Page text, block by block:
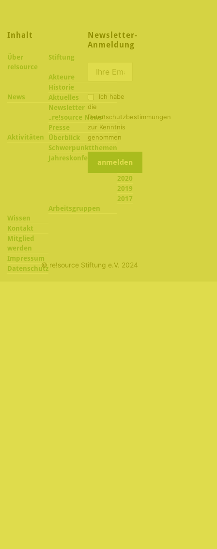
Inhalt
Über
re!source
Stiftung
Akteure
Historie
News
Aktuelles
Newsletter
„re!source News“
Presse
Aktivitäten
Überblick
Schwerpunktthemen
Jahreskonferenzen
2022
2020
2019
2017
Arbeitsgruppen
Wissen
Kontakt
Mitglied
werden
Impressum
Datenschutz
Newsletter-
Anmeldung
Ich habe
die
Datenschutzbestimmungen
zur Kenntnis
genommen
© re!source Stiftung e.V. 2024